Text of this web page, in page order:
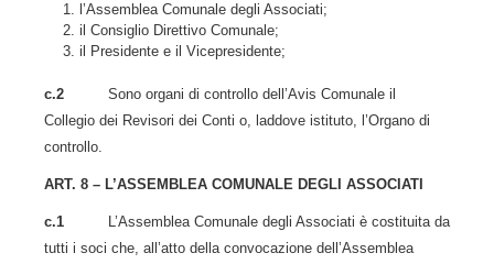
l’Assemblea Comunale degli Associati;
il Consiglio Direttivo Comunale;
il Presidente e il Vicepresidente;
c.2 Sono organi di controllo dell’Avis Comunale il
Collegio dei Revisori dei Conti o, laddove istituto, l’Organo di
controllo.
ART. 8 – L’ASSEMBLEA COMUNALE DEGLI ASSOCIATI
c.1
L’Assemblea Comunale degli Associati è costituita da
tutti i soci che, all’atto della convocazione dell’Assemblea